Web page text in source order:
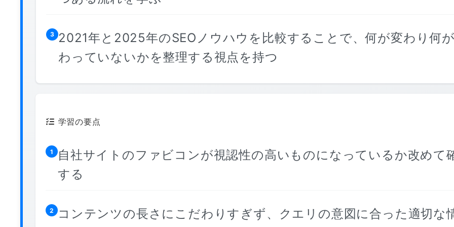
3 2021年と2025年のSEOノウハウを比較することで、何が変わり何
わっていないかを整理する視点を持つ
学習の要点
1
自社サイトのファビコンが視認性の高いものになっているか改めて
する
2
コンテンツの長さにこだわりすぎず、クエリの意図に合った適切な